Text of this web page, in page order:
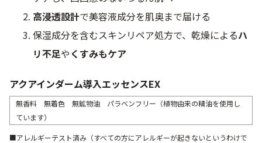
高浸透設計で美容液成分を肌奥まで届ける
保湿成分を含むスキンリペア処方で、乾燥によるハ
リ不足やくすみもケア
アクアインダーム導入エッセンスEX
無香料 無着色 無鉱物油 パラベンフリー（植物由来の精油を使用し
ています）
■アレルギーテスト済み（すべての方にアレルギーが起きないというわけで